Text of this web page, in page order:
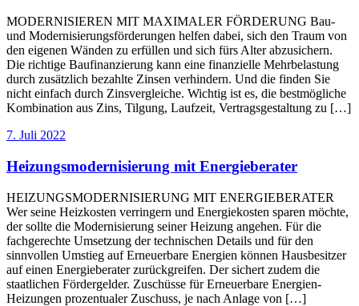
MODERNISIEREN MIT MAXIMALER FÖRDERUNG Bau-
und Modernisierungsförderungen helfen dabei, sich den Traum von
den eigenen Wänden zu erfüllen und sich fürs Alter abzusichern.
Die richtige Baufinanzierung kann eine finanzielle Mehrbelastung
durch zusätzlich bezahlte Zinsen verhindern. Und die finden Sie
nicht einfach durch Zinsvergleiche. Wichtig ist es, die bestmögliche
Kombination aus Zins, Tilgung, Laufzeit, Vertragsgestaltung zu […]
7. Juli 2022
Heizungsmodernisierung mit Energieberater
HEIZUNGSMODERNISIERUNG MIT ENERGIEBERATER
Wer seine Heizkosten verringern und Energiekosten sparen möchte,
der sollte die Modernisierung seiner Heizung angehen. Für die
fachgerechte Umsetzung der technischen Details und für den
sinnvollen Umstieg auf Erneuerbare Energien können Hausbesitzer
auf einen Energieberater zurückgreifen. Der sichert zudem die
staatlichen Fördergelder. Zuschüsse für Erneuerbare Energien-
Heizungen prozentualer Zuschuss, je nach Anlage von […]